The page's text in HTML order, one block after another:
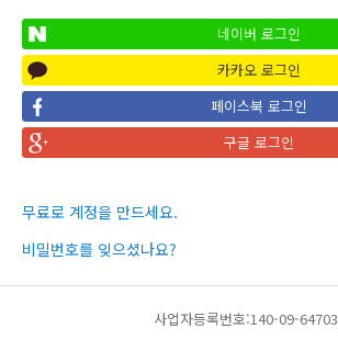
네이버 로그인
카카오 로그인
페이스북 로그인
구글 로그인
무료로 계정을 만드세요.
비밀번호를 잊으셨나요?
사업자등록번호:140-09-64703